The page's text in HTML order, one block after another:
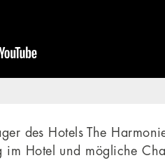
des Hotels The
im Hotel und mögliche